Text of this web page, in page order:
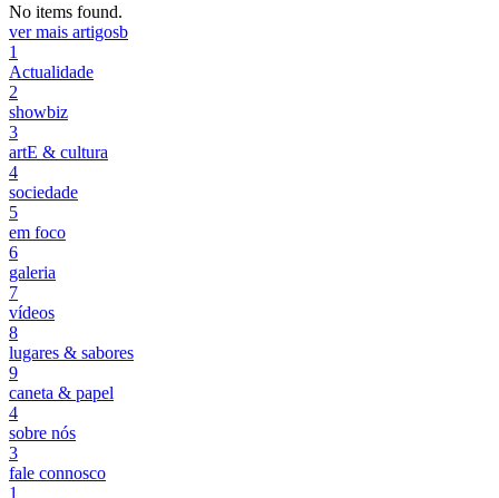
No items found.
ver mais artigosb
1
Actualidade
2
showbiz
3
artE & cultura
4
sociedade
5
em foco
6
galeria
7
vídeos
8
lugares & sabores
9
caneta & papel
4
sobre nós
3
fale connosco
1